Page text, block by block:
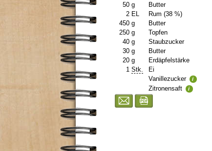
50 g
Butter
2 EL
Rum (38 %)
450 g
Butter
250 g
Topfen
40 g
Staubzucker
30 g
Butter
20 g
Erdäpfelstärke
1 Stk.
Ei
Vanillezucker
i
Zitronensaft i